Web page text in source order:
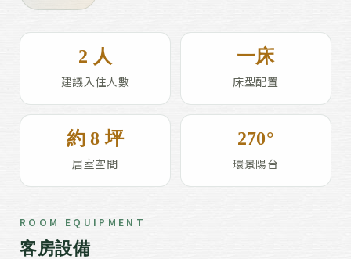
2 人
建議入住人數
一床
床型配置
約 8 坪
居室空間
270°
環景陽台
ROOM EQUIPMENT
客房設備